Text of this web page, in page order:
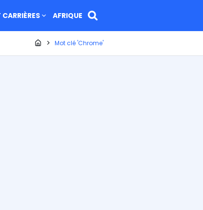
AFRIQUE
Page d'accueil
Mot clé 'Chrome'